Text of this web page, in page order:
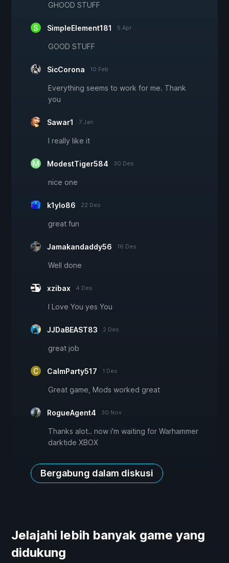
GHOOD STUFF
SimpleElement181 5 Apr
GOOD STUFF
SicCorona 10 Feb
Everything seems to work for me. Thank
you
Sawar1 7 Jan
I really like it
ModestTiger584 30 Des
nice one
k1ylo86 22 Des
great fun
Jamakandaddy56 16 Des
Well done
xzibax 4 Des
I Love You yes You
JJDaBEAST83 2 Des
great job
CalmParty517 1 Des
Great game, Mods worked great
RogueAgent4 30 Nov
Thanks alot.. now i'm waiting for Warhammer
darktide XBOX
Bergabung dalam diskusi
Jelajahi lebih banyak game yang
didukung